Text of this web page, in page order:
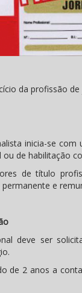
da profissão
inicia-se com
ou de habilitação
de título
e
deve ser
de 2 anos a